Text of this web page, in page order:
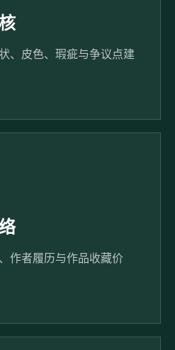
、皮色、瑕疵与争议点建
作者履历与作品收藏价